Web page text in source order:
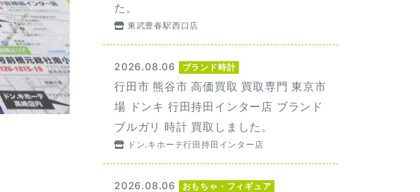
た。
東武豊春駅西口店
2026.08.06 ブランド時計
行田市 熊谷市 高価買取 買取専門 東京市
場 ドンキ 行田持田インター店 ブランド
ブルガリ 時計 買取しました。
ドン.キホーテ行田持田インター店
2026.08.06 おもちゃ・フィギュア